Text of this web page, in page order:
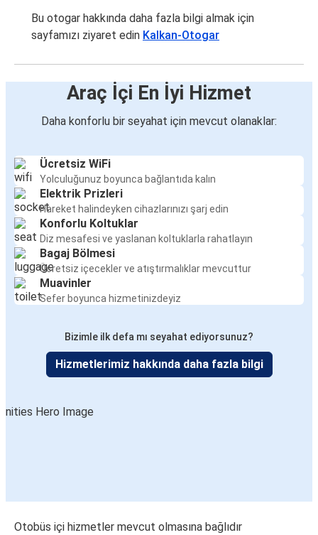
Kalkan
İstanbul Avrupa
Sakarya
Kalkan
Kocaeli
Kalkan
Afyon
Kalkan
Ortaca
Afyon
Kalkan
Kalkan
Burdur
Kalkan
Bu otogar hakkında daha fazla bilgi almak için
sayfamızı ziyaret edin Kalkan-Otogar
Araç İçi En İyi Hizmet
Daha konforlu bir seyahat için mevcut olanaklar:
Ücretsiz WiFi
Yolculuğunuz boyunca bağlantıda kalın
Elektrik Prizleri
Hareket halindeyken cihazlarınızı şarj edin
Konforlu Koltuklar
Diz mesafesi ve yaslanan koltuklarla rahatlayın
Bagaj Bölmesi
Ücretsiz içecekler ve atıştırmalıklar mevcuttur
Muavinler
Sefer boyunca hizmetinizdeyiz
Bizimle ilk defa mı seyahat ediyorsunuz?
Hizmetlerimiz hakkında daha fazla bilgi
Otobüs içi hizmetler mevcut olmasına bağlıdır